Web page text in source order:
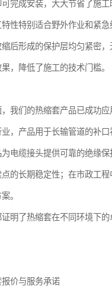
完成安装，大大节省了施工
性特别适合野外作业和紧急
后形成的保护层均匀紧密
，降低了施工的技术门槛。
我们的热缩套产品已成功应
，产品用于长输管道的补
电缆接头提供可靠的绝缘
的长期稳定性；在市政工
。
明了热缩套在不同环境下
价与服务承诺